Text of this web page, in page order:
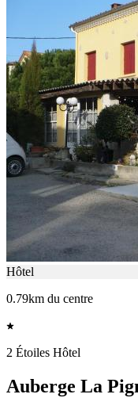
Hôtel
0.79km du centre
2 Étoiles Hôtel
Auberge La